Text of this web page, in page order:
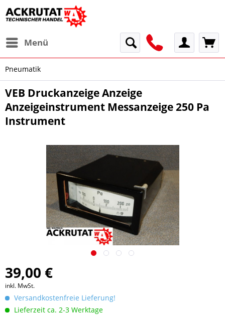
Menü
Pneumatik
VEB Druckanzeige Anzeige
Anzeigeinstrument Messanzeige 250 Pa
Instrument
39,00 €
inkl. MwSt.
Versandkostenfreie Lieferung!
Lieferzeit ca. 2-3 Werktage